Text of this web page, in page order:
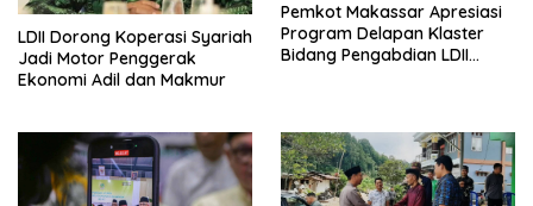
LDII Dorong Koperasi Syariah
Jadi Motor Penggerak
Ekonomi Adil dan Makmur
Pemkot Makassar Apresiasi
Program Delapan Klaster
Bidang Pengabdian LDII